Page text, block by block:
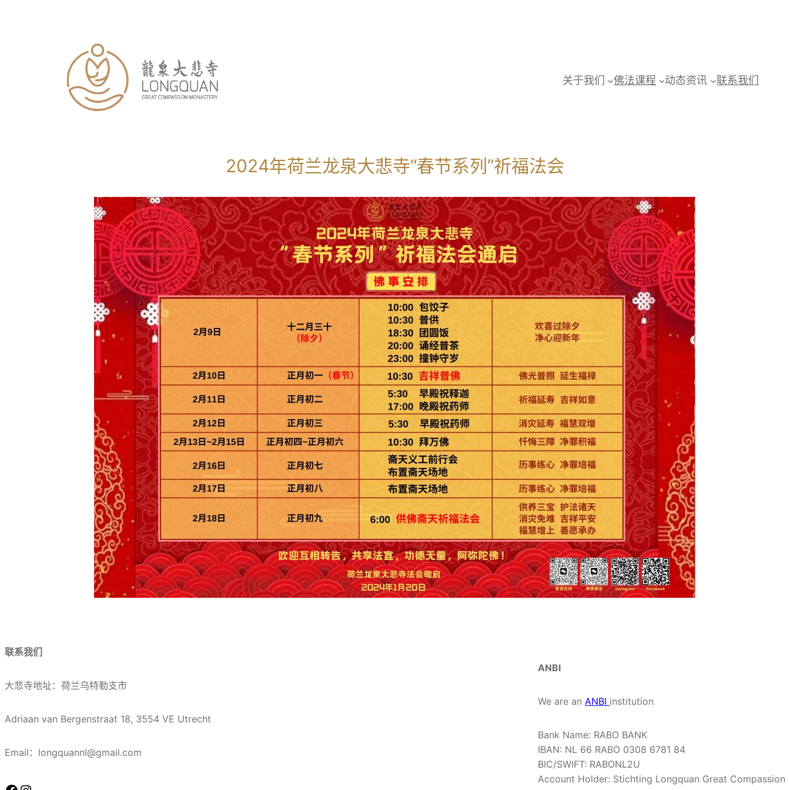
关于我们
佛法课程 动态资讯 联系我们
2024年荷兰龙泉大悲寺“春节系列”祈福法会
联系我们
大悲寺地址：荷兰乌特勒支市
Adriaan van Bergenstraat 18, 3554 VE Utrecht
Email：longquannl@gmail.com
ANBI
We are an ANBI institution
Bank Name: RABO BANK
IBAN: NL 66 RABO 0308 6781 84
BIC/SWIFT: RABONL2U
Account Holder: Stichting Longquan Great Compassion